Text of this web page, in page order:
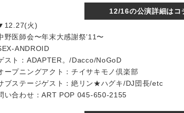
12/16の公演詳細はコ
火)
野医師会〜年末大感謝祭’11〜
ANDROID
スト：ADAPTER。/Dacco/NoGoD
ープニングアクト：チイサキモノ倶楽部
ブステージゲスト：絶リン★ハグキ/DJ団長/etc
い合わせ：ART POP 045-650-2155